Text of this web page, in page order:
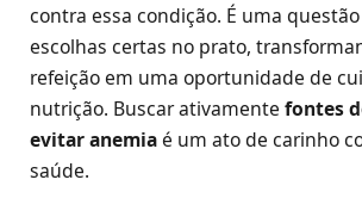
contra essa condição. É uma
escolhas certas no prato,
refeição em uma oportunidade de
nutrição. Buscar ativamente fontes
evitar anemiaé um ato de carinho
saúde.